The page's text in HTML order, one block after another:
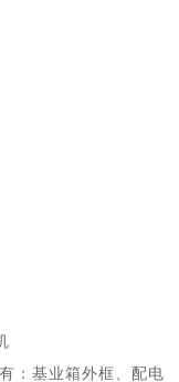
：基业箱外框、配电